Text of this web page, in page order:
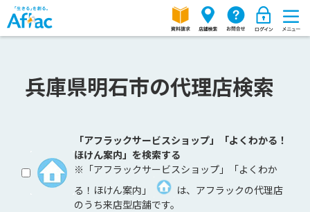
兵庫県明石市の代理店検索
「アフラックサービスショップ」「よくわかる！
ほけん案内」を検索する
※「アフラックサービスショップ」「よくわか
る！ほけん案内」
は、アフラックの代理店
のうち来店型店舗です。